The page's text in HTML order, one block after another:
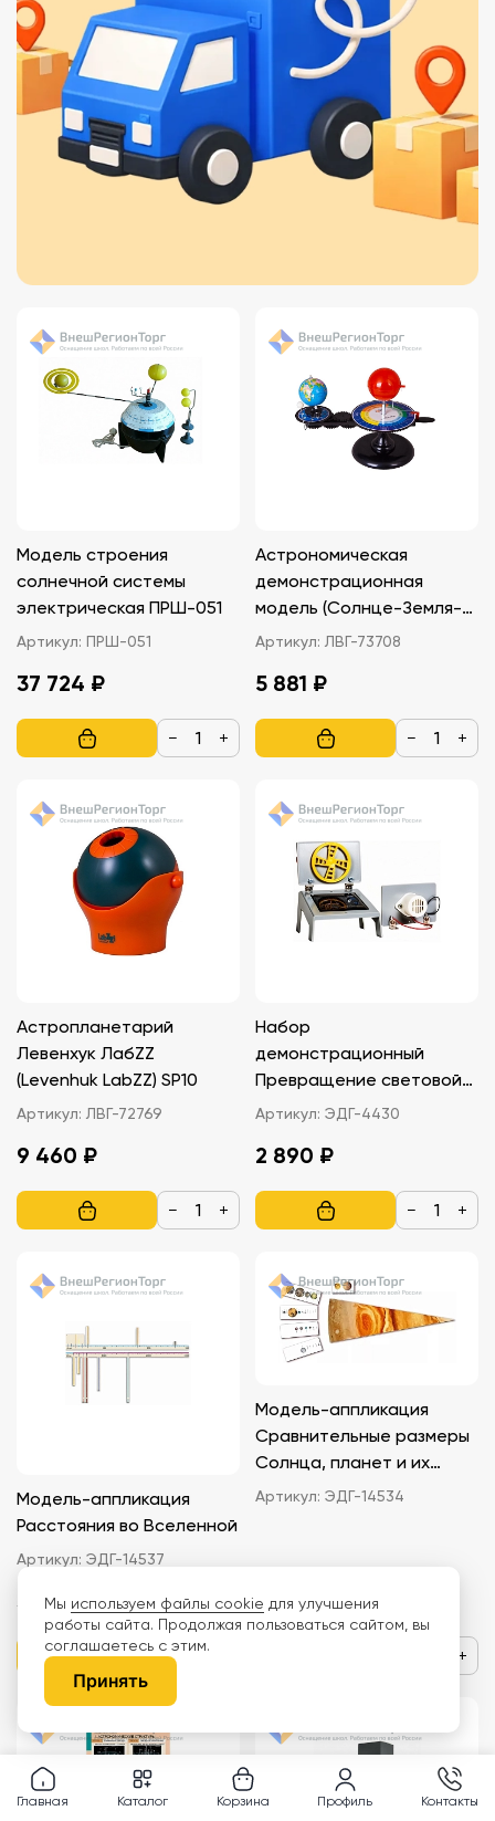
Модель строения
солнечной системы
электрическая ПРШ-051
Артикул: ПРШ-051
37 724 ₽
− +
Астрономическая
демонстрационная
модель (Солнце-Земля-
Луна)
Артикул: ЛВГ-73708
5 881 ₽
− +
Астропланетарий
Левенхук ЛабZZ
(Levenhuk LabZZ) SP10
Артикул: ЛВГ-72769
9 460 ₽
− +
Набор
демонстрационный
Превращение световой
энергии
Артикул: ЭДГ-4430
2 890 ₽
− +
Модель-аппликация
Расстояния во Вселенной
Артикул: ЭДГ-14537
3 942 ₽
−
Модель-аппликация
Сравнительные размеры
Солнца, планет и их
спутников
Артикул: ЭДГ-14534
4 614 ₽
+
Главная Каталог Корзина Профиль Контакты
Мы используем файлы cookie для улучшения
работы сайта. Продолжая пользоваться сайтом, вы
соглашаетесь с этим.
Принять